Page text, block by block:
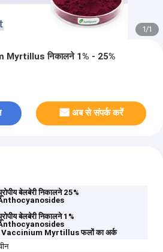
1/1
Myrtillus निकालने 1% - 25%
अब से संपर्क करें
बेलबेरी निकालने 25%
बेलबेरी निकालने 1%
Vaccinium Myrtillus फलों का अर्क